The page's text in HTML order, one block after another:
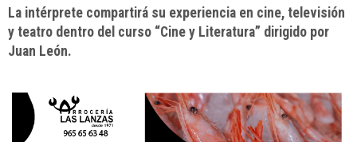
La intérprete compartirá su experiencia en cine, televisión
y teatro dentro del curso “Cine y Literatura” dirigido por
Juan León.